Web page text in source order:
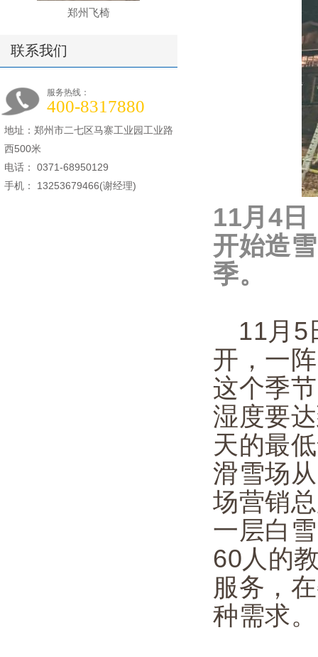
郑州飞椅
联系我们
服务热线：
400-8317880
地址：郑州市二七区马寨工业园工业路
西500米
电话： 0371-68950129
手机： 13253679466(谢经理)
11月4日
开始造
季。
11月5
开，一
这个季
湿度要
天的最
滑雪场
场营销
一层白
60人的
服务，
种需求。